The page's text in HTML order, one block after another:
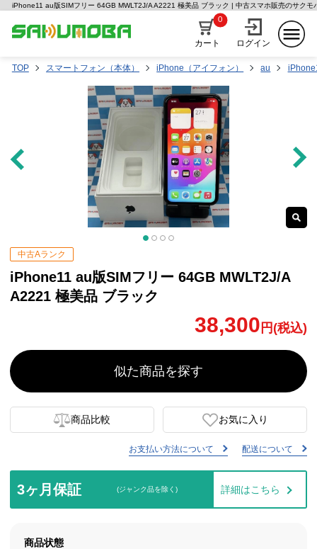
iPhone11 au版SIMフリー 64GB MWLT2J/A A2221 極美品 ブラック | 中古スマホ販売のサクモ
カート
0
ログイン
TOP スマートフォン（本体） iPhone（アイフォン） au
中古Aランク
iPhone11 au版SIMフリー 64GB MWLT2J/A
A2221 極美品 ブラック
38,300 円(税込)
似た商品を探す
商品比較 お気に入り
お支払い方法について 配送について
3ヶ月保証 (ジャンク品を除く) 詳細はこちら
商品状態